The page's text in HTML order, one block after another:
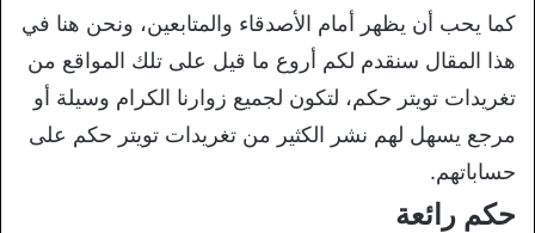
كما يحب أن يظهر أمام الأصدقاء والمتابعين، ونحن هنا في
هذا المقال سنقدم لكم أروع ما قيل على تلك المواقع من
تغريدات تويتر حكم، لتكون لجميع زوارنا الكرام وسيلة أو
مرجع يسهل لهم نشر الكثير من تغريدات تويتر حكم على
حساباتهم.
حكم رائعة